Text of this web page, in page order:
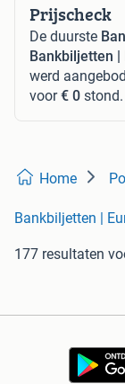
Prijscheck
De duurste
Bankbiljetten
werd
voor€ 0 stond.
Home
Bankbiljetten |
177 resultaten